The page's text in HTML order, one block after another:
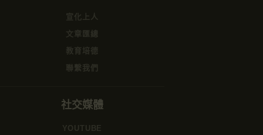
宣化上人
文章匯總
教育培德
聯繫我們
社交媒體
YOUTUBE